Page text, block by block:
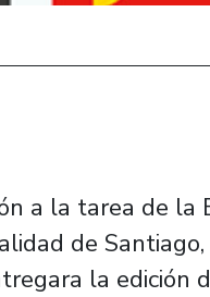
a la tarea de la
de
la edición